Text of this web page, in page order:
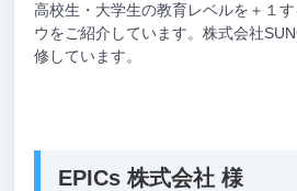
高校生・大学生の教育レベルを＋１
ウをご紹介しています。株式会社
修しています。
EPICs 株式会社 様